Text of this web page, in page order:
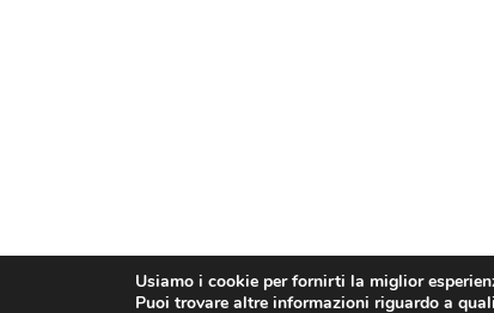
© Confesercenti | Ufficio stampa: Via Nazionale, 60
Usiamo i cookie per fornirti la miglior
Puoi trovare altre informazioni riguardo a